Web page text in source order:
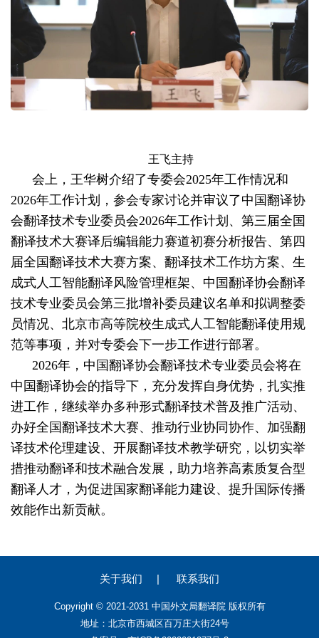
王飞主持
会上，王华树介绍了专委会2025年工作情况和
2026年工作计划，参会专家讨论并审议了中国翻译协
会翻译技术专业委员会2026年工作计划、第三届全国
翻译技术大赛译后编辑能力赛道初赛分析报告、第四
届全国翻译技术大赛方案、翻译技术工作坊方案、生
成式人工智能翻译风险管理框架、中国翻译协会翻译
技术专业委员会第三批增补委员建议名单和拟调整委
员情况、北京市高等院校生成式人工智能翻译使用规
范等事项，并对专委会下一步工作进行部署。
2026年，中国翻译协会翻译技术专业委员会将在
中国翻译协会的指导下，充分发挥自身优势，扎实推
进工作，继续举办多种形式翻译技术普及推广活动、
办好全国翻译技术大赛、推动行业协同协作、加强翻
译技术伦理建设、开展翻译技术教学研究，以切实举
措推动翻译和技术融合发展，助力培养高素质复合型
翻译人才，为促进国家翻译能力建设、提升国际传播
效能作出新贡献。
关于我们 | 联系我们
Copyright © 2021-2031 中国外文局翻译院 版权所有
地址：北京市西城区百万庄大街24号